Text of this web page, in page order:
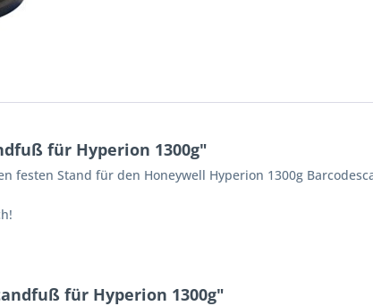
für Hyperion 1300g"
festen Stand für den Honeywell Hyperion 1300g
für Hyperion 1300g"